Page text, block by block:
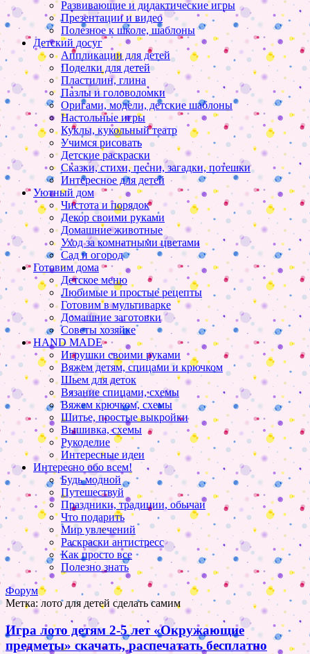
Развивающие и дидактические игры
Презентации и видео
Полезное к школе, шаблоны
Детский досуг
Аппликации для детей
Поделки для детей
Пластилин, глина
Пазлы и головоломки
Оригами, модели, детские шаблоны
Настольные игры
Куклы, кукольный театр
Учимся рисовать
Детские раскраски
Сказки, стихи, песни, загадки, потешки
Интересное для детей
Уютный дом
Чистота и порядок
Декор своими руками
Домашние животные
Уход за комнатными цветами
Сад и огород
Готовим дома
Детское меню
Любимые и простые рецепты
Готовим в мультиварке
Домашние заготовки
Советы хозяйке
HAND MADE
Игрушки своими руками
Вяжем детям, спицами и крючком
Шьем для деток
Вязание спицами, схемы
Вяжем крючком, схемы
Шитье, простые выкройки
Вышивка, схемы
Рукоделие
Интересные идеи
Интересно обо всем!
Будь модной
Путешествуй
Праздники, традиции, обычаи
Что подарить
Мир увлечений
Раскраски антистресс
Как просто все
Полезно знать
Форум
Метка:лото для детей сделать самим
Игра лото детям 2-5 лет «Окружающие
предметы» скачать, распечатать бесплатно